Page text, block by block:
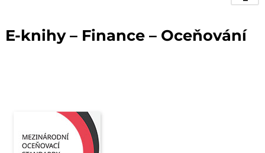
E-knihy – Finance – Oceňování